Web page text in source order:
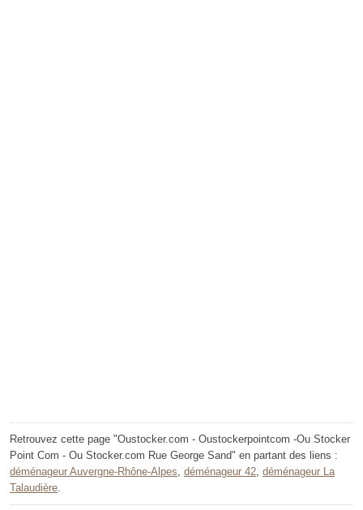
Retrouvez cette page "Oustocker.com - Oustockerpointcom -Ou Stocker
Point Com - Ou Stocker.com Rue George Sand" en partant des liens :
déménageur Auvergne-Rhône-Alpes déménageur 42 déménageur La
Talaudière